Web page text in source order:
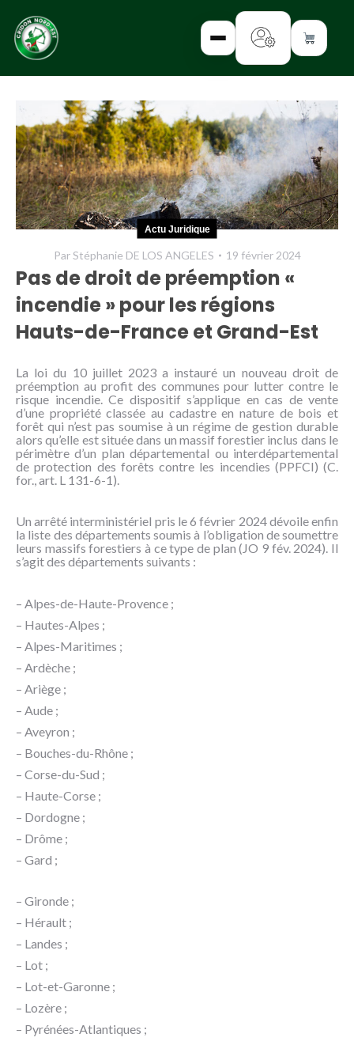
✕
INTERROGEZ-
NOUS
FORMEZ-
VOUS
INFORMEZ-
VOUS
LISEZ-NOUS
CONNAÎTRE
CONTACT
Actu Juridique
ParStéphanie DE LOS ANGELES 19 février 2024
Pas de droit de préemption «
incendie » pour les régions
Hauts-de-France et Grand-Est
La loi du 10 juillet 2023 a instauré un nouveau droit de
préemption au profit des communes pour lutter contre le
risque incendie. Ce dispositif s’applique en cas de vente
d’une propriété classée au cadastre en nature de bois et
forêt qui n’est pas soumise à un régime de gestion durable
alors qu’elle est située dans un massif forestier inclus dans le
périmètre d’un plan départemental ou interdépartemental
de protection des forêts contre les incendies (PPFCI) (C.
for., art. L 131-6-1).
Un arrêté interministériel pris le 6 février 2024 dévoile enfin
la liste des départements soumis à l’obligation de soumettre
leurs massifs forestiers à ce type de plan (JO 9 fév. 2024). Il
s’agit des départements suivants :
– Alpes-de-Haute-Provence ;
– Hautes-Alpes ;
– Alpes-Maritimes ;
– Ardèche ;
– Ariège ;
– Aude ;
– Aveyron ;
– Bouches-du-Rhône ;
– Corse-du-Sud ;
– Haute-Corse ;
– Dordogne ;
– Drôme ;
– Gard ;
– Gironde ;
– Hérault ;
– Landes ;
– Lot ;
– Lot-et-Garonne ;
– Lozère ;
– Pyrénées-Atlantiques ;